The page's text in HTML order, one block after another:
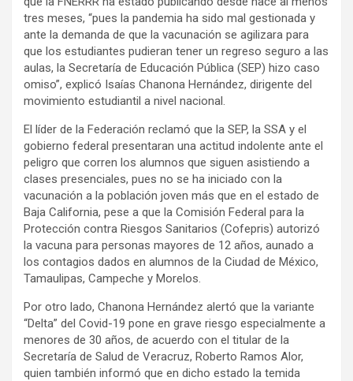
tres meses, “pues la pandemia ha sido mal gestionada y
ante la demanda de que la vacunación se agilizara para
que los estudiantes pudieran tener un regreso seguro a las
aulas, la Secretaría de Educación Pública (SEP) hizo caso
omiso”, explicó Isaías Chanona Hernández, dirigente del
movimiento estudiantil a nivel nacional.
El líder de la Federación reclamó que la SEP, la SSA y el
gobierno federal presentaran una actitud indolente ante el
peligro que corren los alumnos que siguen asistiendo a
clases presenciales, pues no se ha iniciado con la
vacunación a la población joven más que en el estado de
Baja California, pese a que la Comisión Federal para la
Protección contra Riesgos Sanitarios (Cofepris) autorizó
la vacuna para personas mayores de 12 años, aunado a
los contagios dados en alumnos de la Ciudad de México,
Tamaulipas, Campeche y Morelos.
Por otro lado, Chanona Hernández alertó que la variante
“Delta” del Covid-19 pone en grave riesgo especialmente a
menores de 30 años, de acuerdo con el titular de la
Secretaría de Salud de Veracruz, Roberto Ramos Alor,
quien también informó que en dicho estado la temida